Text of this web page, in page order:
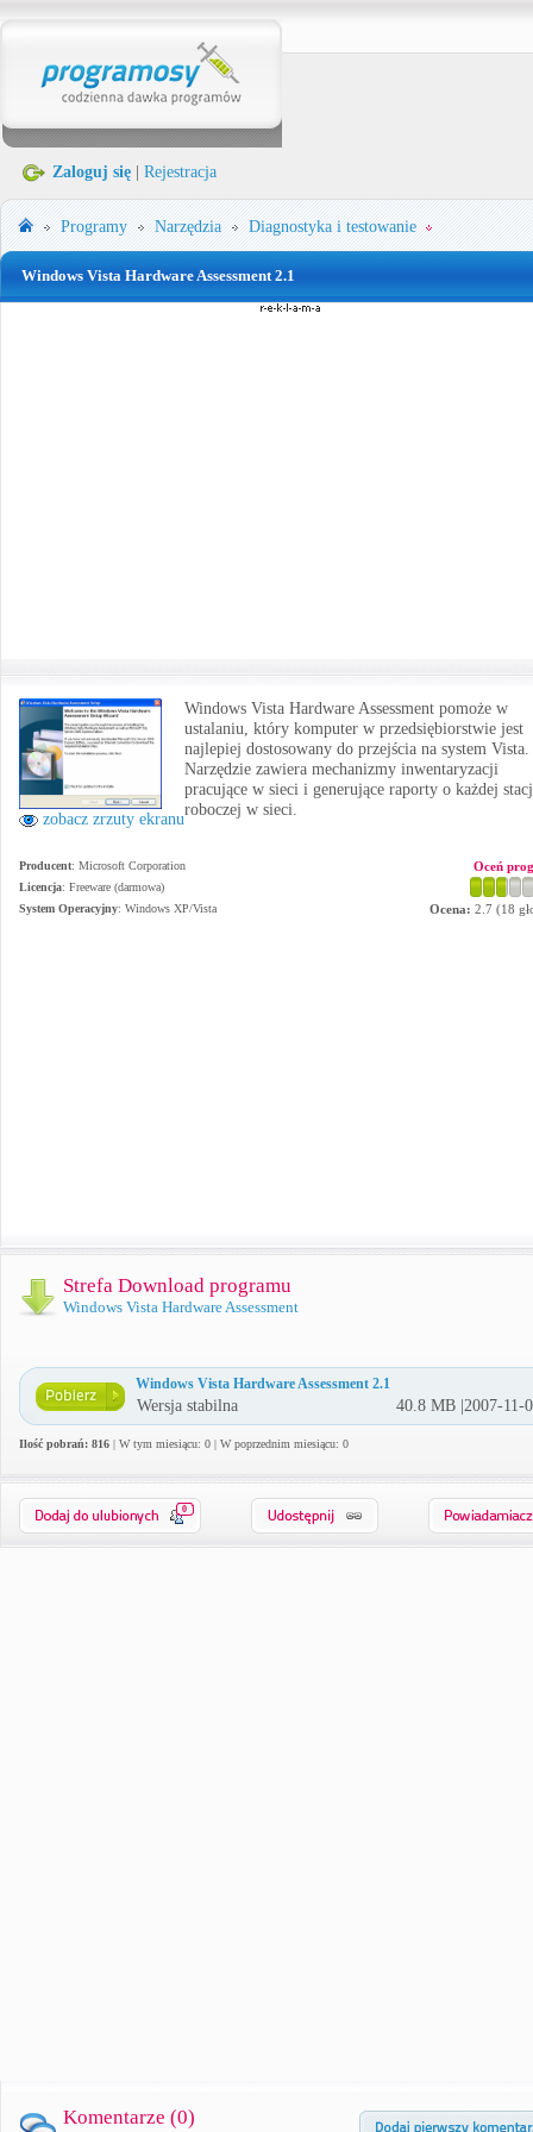
Zaloguj się Rejestracja
Programy Narzędzia Diagnostyka i testowanie
Windows Vista Hardware Assessment 2.1
zobacz zrzuty ekranu
Windows Vista Hardware Assessment pomoże w
ustalaniu, który komputer w przedsiębiorstwie jest
najlepiej dostosowany do przejścia na system Vista.
Narzędzie zawiera mechanizmy inwentaryzacji
pracujące w sieci i generujące raporty o każdej
roboczej w sieci.
Producent: Microsoft Corporation
Licencja: Freeware (darmowa)
System Operacyjny: Windows XP/Vista
Oceń
Ocena: 2.7 (18
Strefa Download programu
Windows Vista Hardware Assessment
Windows Vista Hardware Assessment 2.1
Wersja stabilna 40.8 MB |2007-11-
Ilość pobrań: 816 | W tym miesiącu: 0 | W poprzednim miesiącu: 0
0
Komentarze (0)